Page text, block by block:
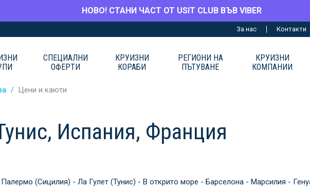
НОВО! СТАНИ ЧАСТ ОТ USIT CLUB ВЪВ VIBER
За нас Контакти
СПЕЦИАЛНИ
ОФЕРТИ
КРУИЗНИ
КОРАБИ
РЕГИОНИ НА
ПЪТУВАНЕ
КРУИЗНИ
КОМПАНИИ
Цени и каюти
Испания, Франция
(Сицилия) - Ла Гулет (Тунис) - В открито море - Барселона - Марсилия -